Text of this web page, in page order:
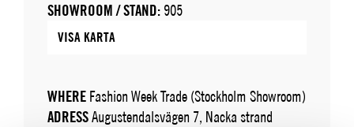
SHOWROOM / STAND: 905
VISA KARTA
WHERE Fashion Week Trade (Stockholm Showroom)
ADRESSAugustendalsvägen 7, Nacka strand